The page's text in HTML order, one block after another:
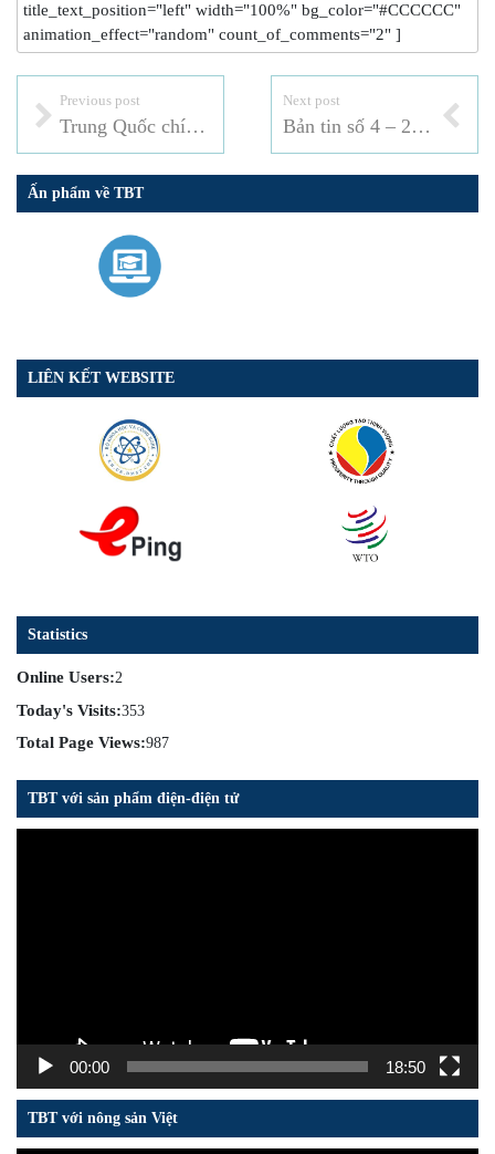
title_text_position="left" width="100%" bg_color="#CCCCCC"
animation_effect="random" count_of_comments="2" ]
Previous post
Trung Quốc chính thức hoàn tất tiến trình thông qua RCEP
Next post
Bản tin số 4 – 2021
Ấn phẩm về TBT
LIÊN KẾT WEBSITE
Statistics
Online Users:2
Today's Visits:353
Total Page Views:987
TBT với sản phẩm điện-điện tử
00:00 18:50
TBT với nông sản Việt